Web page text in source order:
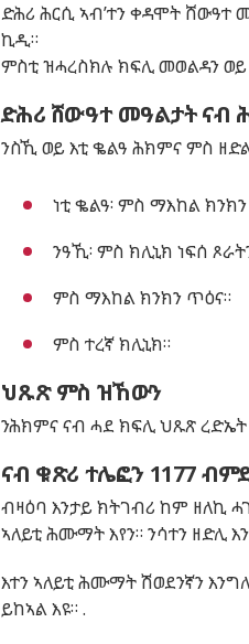
ድሕሪ ሕርሲ ኣብ’ተን ቀዳሞት ሸውዓተ
ኪዲ።
ምስቲ ዝሓረስክሉ ክፍሊ መወልዳን ወይ
ድሕሪ ሸውዓተ መዓልታት ናብ
ንስኺ ወይ እቲ ቈልዓ ሕክምና ምስ
ነቲ ቈልዓ፡ ምስ ማእከል
ንዓኺ፡ ምስ ክሊኒክ ነፍሰ
ምስ ማእከል ክንክን ጥዕና።
ምስ ተረኛ ክሊኒክ።
ህጹጽ ምስ ዝኸውን
ንሕክምና ናብ ሓደ ክፍሊ ህጹጽ
ናብ ቁጽሪ ተሌፎን 1177
ብዛዕባ እንታይ ክትገብሪ ከም ዘለኪ
ኣለይቲ ሕሙማት እየን። ንሳተን ዘድሊ
እተን ኣለይቲ ሕሙማት ሽወደንኛን
ይከኣል እዩ። .